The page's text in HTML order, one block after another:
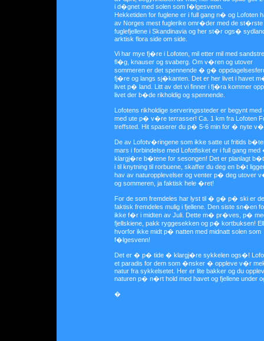
i d�gnet med solen som f�lgesvenn.
Hekketiden for fuglene er i full gang n� og Lofoten
av Norges mest fuglerike omr�der med de st�rste
fuglefjellene i Skandinavia og her st�r ogs�
arktisk flora side om side.
Vi har mye fj�re i Lofoten, mil etter mil med
fl�g, knauser og svaberg. Om v�ren og utover
sommeren er det spennende � g�
fj�re og langs sj�kanten. Det er her livet i havet
livet p� land. Litt av det vi finner i fj�ra kommer
livet der b�de rikholdig og spennende.
Lofotens rikholdige serveringssteder er begynt
med ute p� v�re terrasser! Ca. 1 km fra Lofoten
treffsted. Hit spaserer du p� 5-6 min for � nyte
De av Lofotv�ringene som ikke satte ut fritids
mars i forbindelse med Lofotfisket er i full gang med
klargj�re b�tene for sesongen! Det er planlagt
i til knytning til rorbuene, skaffer du deg en b�t
hav av naturopplevelser og venter p� deg utover
og sommeren, ja faktisk hele �ret!
For de som fremdeles har lyst til � g� p� ski er
faktisk fremdeles mulig i fjellene. Den siste sn�en
ikke f�r i midten av Juli. Dette m� pr�ves, p�
fjellskiene, pakk ryggesekken og p� kortbuksen!
hvorfor ikke midt p� natten med midnatt solen som
f�lgesvenn!
Det er � p� tide � klargj�re sykkelen ogs�!
et paradis for dem som �nsker � oppleve v�r
natur fra sykkelsetet. Her er lite bakker og du
naturen p� n�rt hold med havet og fjellene under
�